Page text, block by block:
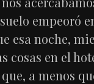
empeoró
esa noche,
cosas en el
a menos